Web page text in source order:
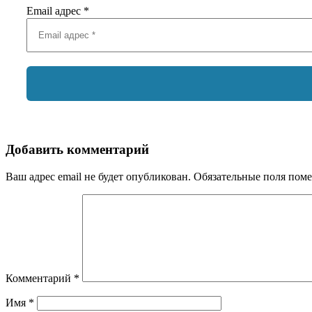
Email адрес *
Добавить комментарий
Ваш адрес email не будет опубликован. Обязательные поля
Комментарий *
Имя *